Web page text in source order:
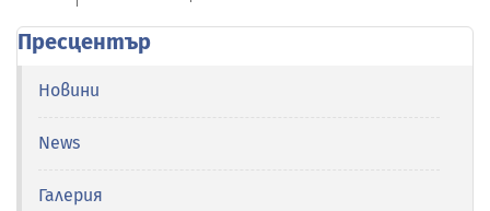
Пресцентър
Новини
News
Галерия